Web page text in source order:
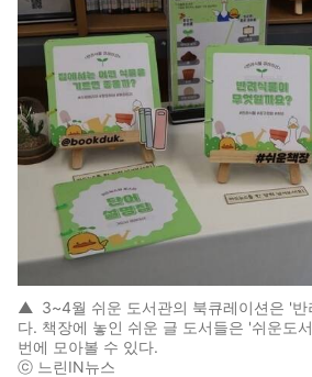
▲ 3~4월 쉬운 도서관의 북큐레이션은 '
다. 책장에 놓인 쉬운 글 도서들은 '쉬운도
번에 모아볼 수 있다.
ⓒ 느린IN뉴스